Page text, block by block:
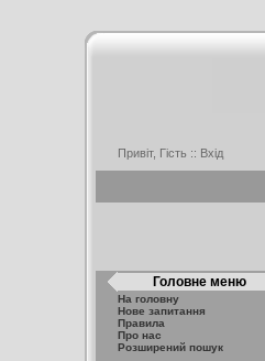
Привіт, Гість :: Вхід
Головне меню
На головну
Нове запитання
Правила
Про нас
Розширений пошук